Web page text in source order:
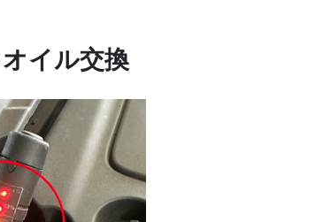
イル交換